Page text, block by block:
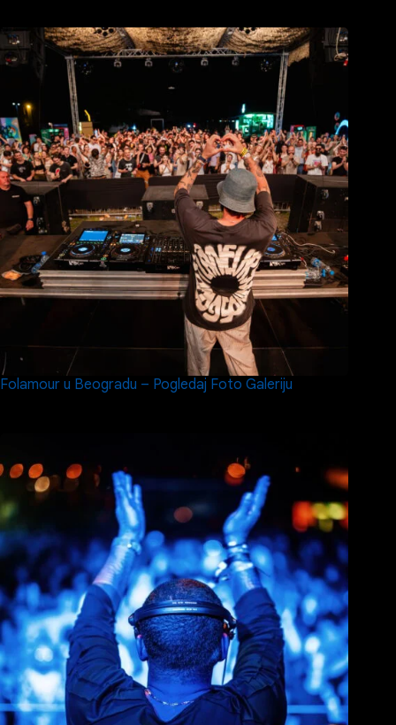
Folamour u Beogradu – Pogledaj Foto Galeriju